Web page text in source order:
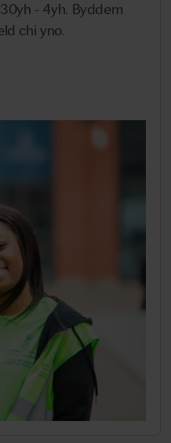
- 4yh. Byddem
chi yno.